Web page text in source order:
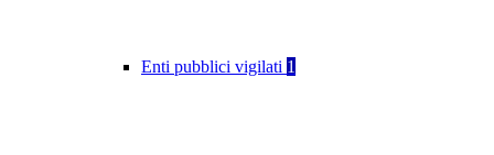
Enti pubblici vigilati 1